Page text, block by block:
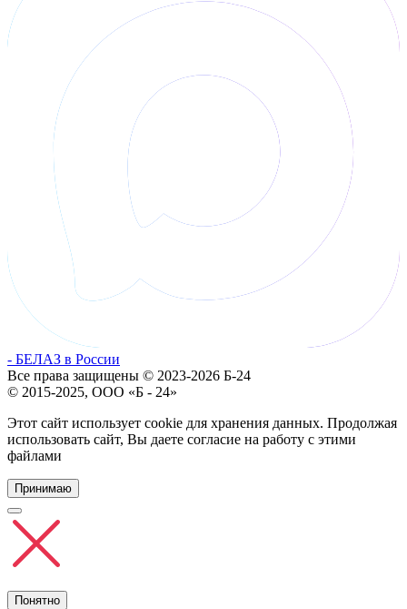
- БЕЛАЗ в России
Все права защищены © 2023-2026 Б-24
© 2015-2025, ООО «Б - 24»
Этот сайт использует cookie для хранения данных. Продолжая
использовать сайт, Вы даете согласие на работу с этими
файлами
Принимаю
Понятно